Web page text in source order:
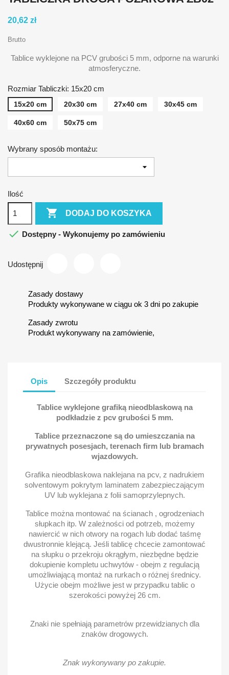
20,62 zł
Brutto
Tablice wyklejone na PCV grubości 5 mm, odporne na warunki
atmosferyczne.
Rozmiar Tabliczki: 15x20 cm
15x20 cm 20x30 cm 27x40 cm 30x45 cm
40x60 cm 50x75 cm
Wybrany sposób montażu:
Ilość
 DODAJ DO KOSZYKA
 Dostępny - Wykonujemy po zamówieniu
Udostępnij
Zasady dostawy
Produkty wykonywane w ciągu ok 3 dni po zakupie
Zasady zwrotu
Produkt wykonywany na zamówienie,
Opis Szczegóły produktu
Tablice wyklejone grafiką nieodblaskową na
podkładzie z pcv grubości 5 mm.
Tablice przeznaczone są do umieszczania na
prywatnych posesjach, terenach firm lub bramach
wjazdowych.
Grafika nieodblaskowa naklejana na pcv, z nadrukiem
solventowym pokrytym laminatem zabezpieczającym
UV lub wyklejana z folii samoprzylepnych.
Tablice można montować na ścianach , ogrodzeniach
słupkach itp. W zależności od potrzeb, możemy
nawiercić w nich otwory na rogach lub dodać taśmę
dwustronnie klejącą. Jeśli tablicę chcecie zamontować
na słupku o przekroju okrągłym, niezbędne będzie
dokupienie kompletu uchwytów - obejm z regulacją
umożliwiającą montaż na rurkach o różnej średnicy.
Użycie obejm możliwe jest w przypadku tablic o
szerokości powyżej 26 cm.
Znaki nie spełniają parametrów przewidzianych dla
znaków drogowych.
Znak wykonywany po zakupie.